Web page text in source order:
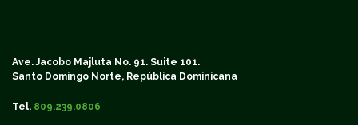
Ave. Jacobo Majluta No. 91. Suite 101.
Santo Domingo Norte, República Dominicana
Tel. 809.239.0806